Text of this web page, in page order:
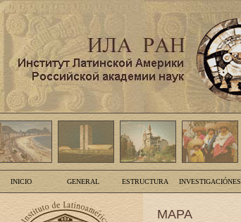
INICIO GENERAL ESTRUCTURA INVESTIGACIÓNES
MAPA